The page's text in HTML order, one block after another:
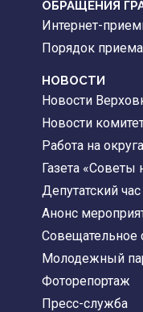
ОБРАЩЕНИЯ
Интернет-
Порядок
НОВОСТИ
Новости
Новости
Работа на
Газета «Советы
Депутатский час
Анонс
Совещательное
Молодежный
Фоторепортаж
Пресс-служба